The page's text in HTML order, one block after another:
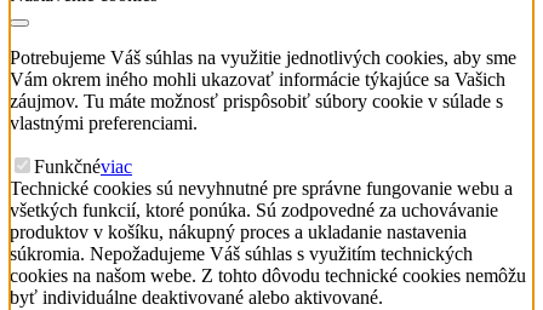
Potrebujeme Váš súhlas na využitie jednotlivých cookies, aby sme
Vám okrem iného mohli ukazovať informácie týkajúce sa Vašich
záujmov. Tu máte možnosť prispôsobiť súbory cookie v súlade s
vlastnými preferenciami.
Funkčnéviac
Technické cookies sú nevyhnutné pre správne fungovanie webu a
všetkých funkcií, ktoré ponúka. Sú zodpovedné za uchovávanie
produktov v košíku, nákupný proces a ukladanie nastavenia
súkromia. Nepožadujeme Váš súhlas s využitím technických
cookies na našom webe. Z tohto dôvodu technické cookies nemôžu
byť individuálne deaktivované alebo aktivované.